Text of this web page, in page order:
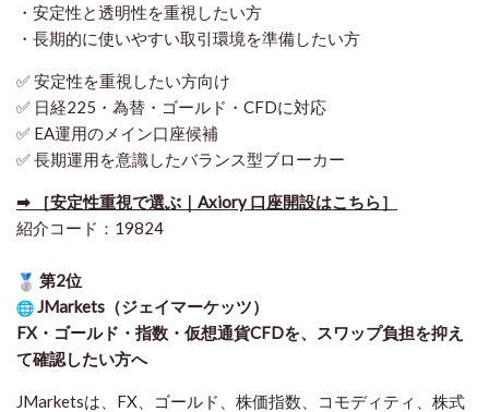
・安定性と透明性を重視したい方
・長期的に使いやすい取引環境を準備したい方
✅ 安定性を重視したい方向け
✅ 日経225・為替・ゴールド・CFDに対応
✅ EA運用のメイン口座候補
✅ 長期運用を意識したバランス型ブローカー
➡ ［安定性重視で選ぶ｜Axiory 口座開設はこちら］
紹介コード：19824
第2位
JMarkets（ジェイマーケッツ）
FX・ゴールド・指数・仮想通貨CFDを、スワップ負担を抑え
て確認したい方へ
JMarketsは、FX、ゴールド、株価指数、コモディティ、株式